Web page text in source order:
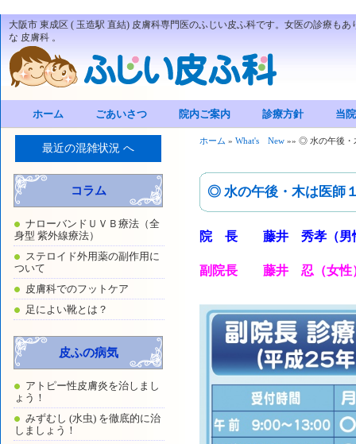
大阪市 東成区 ( 玉造駅 直結) 皮膚科専門医のふじい皮ふ科です。女医の診療も
な 皮膚科 。
ホーム ごあいさつ 院内ご案内 診療方針 当
ホーム » What's New »» ◎ 水の午後・
◎ 水の午後・木は医師
院 長 藤井 秀孝（男
副院長 藤井 忍（女性
最近の混雑状況 へ
コラム
ナローバンドＵＶＢ療法（全
身型 紫外線療法）
ステロイド外用薬の副作用に
ついて
皮膚科でのフットケア
足によい靴とは？
皮ふの病気
アトピー性皮膚炎を治しまし
ょう！
みずむし (水虫) を徹底的に治
しましょう！